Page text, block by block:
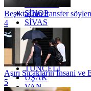
SİNOP
SİVAS
SİİRT
TEKİRDAĞ
TOKAT
TRABZON
TUNCELİ
UŞAK
VAN
Beşiktaş'tan transfer
4
Aşırı Sıcakların İnsani
5